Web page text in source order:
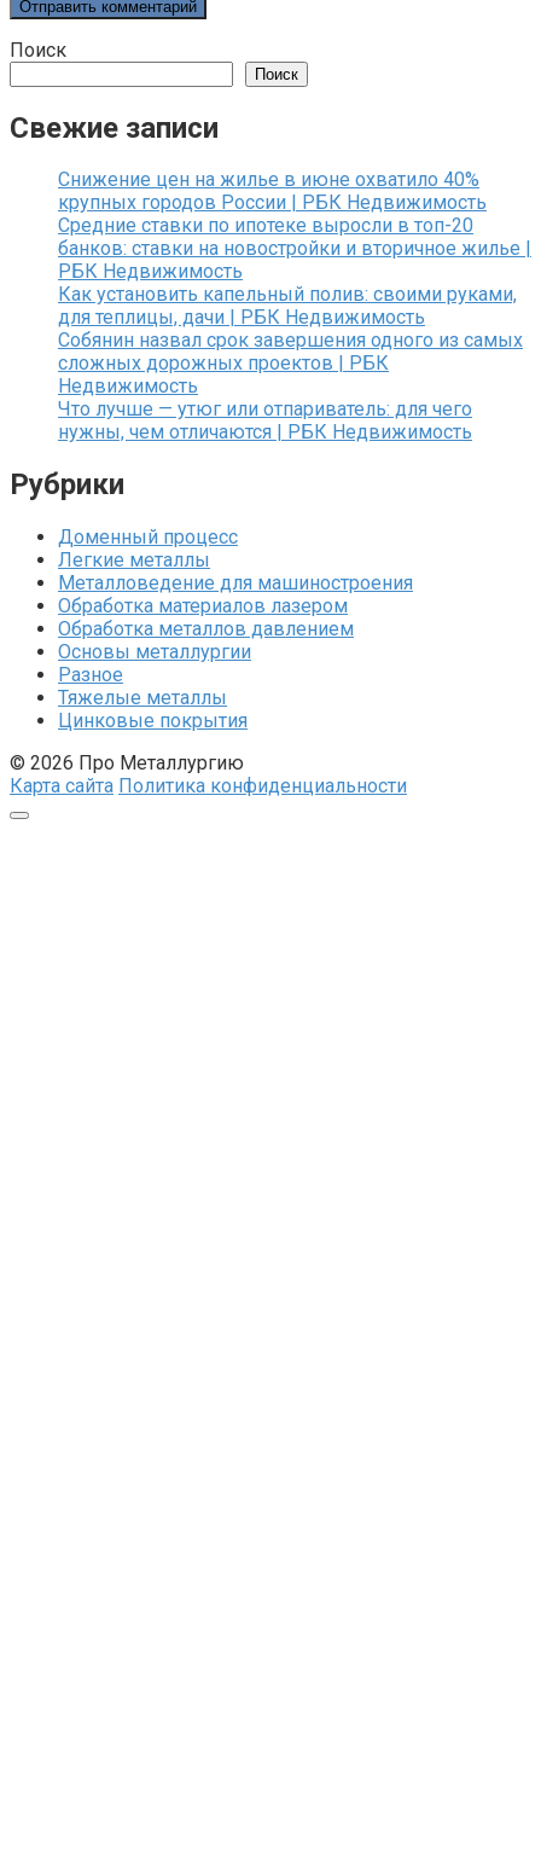
Поиск
Поиск
Свежие записи
Снижение цен на жилье в июне охватило 40%
крупных городов России | РБК Недвижимость
Средние ставки по ипотеке выросли в топ-20
банков: ставки на новостройки и вторичное жилье |
РБК Недвижимость
Как установить капельный полив: своими руками,
для теплицы, дачи | РБК Недвижимость
Собянин назвал срок завершения одного из самых
сложных дорожных проектов | РБК
Недвижимость
Что лучше — утюг или отпариватель: для чего
нужны, чем отличаются | РБК Недвижимость
Рубрики
Доменный процесс
Легкие металлы
Металловедение для машиностроения
Обработка материалов лазером
Обработка металлов давлением
Основы металлургии
Разное
Тяжелые металлы
Цинковые покрытия
© 2026 Про Металлургию
Карта сайта Политика конфиденциальности